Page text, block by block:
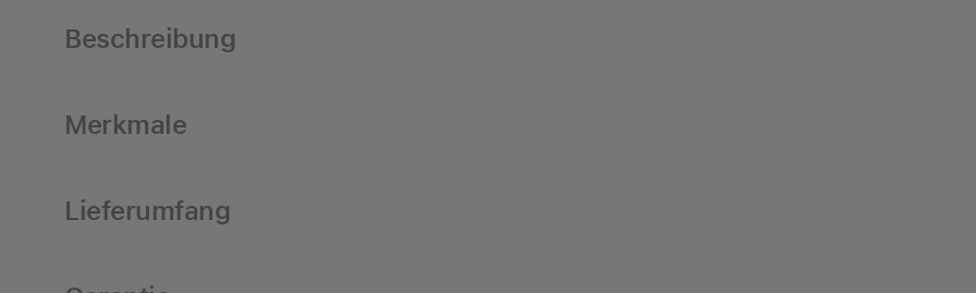
Beschreibung
Merkmale
Lieferumfang